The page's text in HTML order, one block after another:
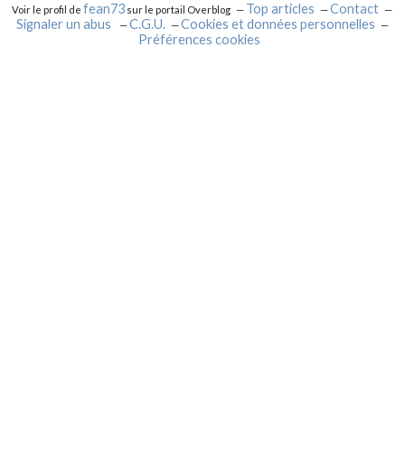
Voir le profil defean73 sur le portail Overblog Top articles
Contact
Signaler un abus
C.G.U.
Cookies et données personnelles
Préférences cookies